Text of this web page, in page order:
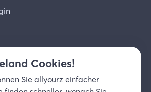
Cookies
Cookies!
Sie allyourz einfacher